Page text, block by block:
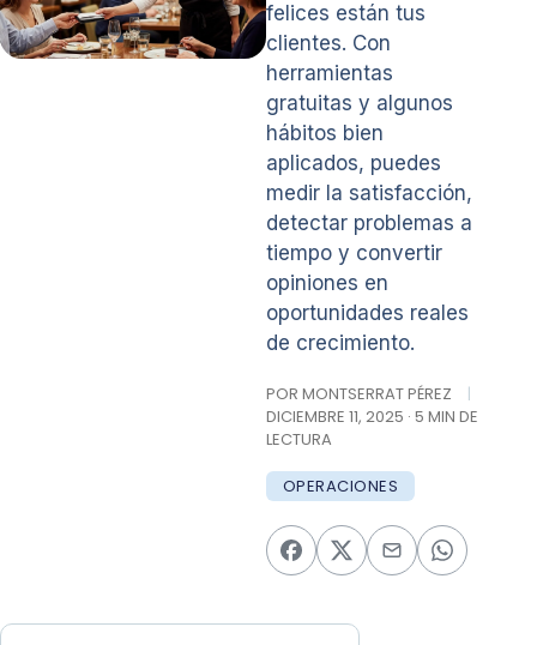
felices están tus
clientes. Con
herramientas
gratuitas y algunos
hábitos bien
aplicados, puedes
medir la satisfacción,
detectar problemas a
tiempo y convertir
opiniones en
oportunidades reales
de crecimiento.
POR MONTSERRAT PÉREZ
|
DICIEMBRE 11, 2025 · 5 MIN DE
LECTURA
OPERACIONES